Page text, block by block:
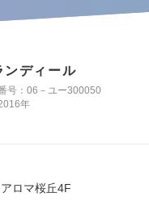
ンディール
号：06－ユー300050
年
ロマ桜丘4F